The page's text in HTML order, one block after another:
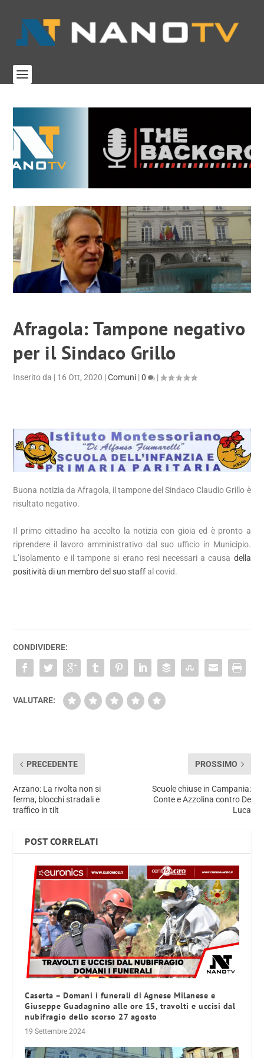
Afragola: Tampone negativo
per il Sindaco Grillo
Inserito da | 16 Ott, 2020 |Comuni |0 |
Buona notizia da Afragola, il tampone del Sindaco Claudio Grillo è
risultato negativo.
Il primo cittadino ha accolto la notizia con gioia ed è pronto a
riprendere il lavoro amministrativo dal suo ufficio in Municipio.
L’isolamento e il tampone si erano resi necessari a causa della
positività di un membro del suo staffal covid.
CONDIVIDERE:
VALUTARE:
PRECEDENTE
Arzano: La rivolta non si
ferma, blocchi stradali e
traffico in tilt
PROSSIMO
Scuole chiuse in Campania:
Conte e Azzolina contro De
Luca
POST CORRELATI
Caserta – Domani i funerali di Agnese Milanese e
Giuseppe Guadagnino alle ore 15, travolti e uccisi dal
nubifragio dello scorso 27 agosto
19 Settembre 2024